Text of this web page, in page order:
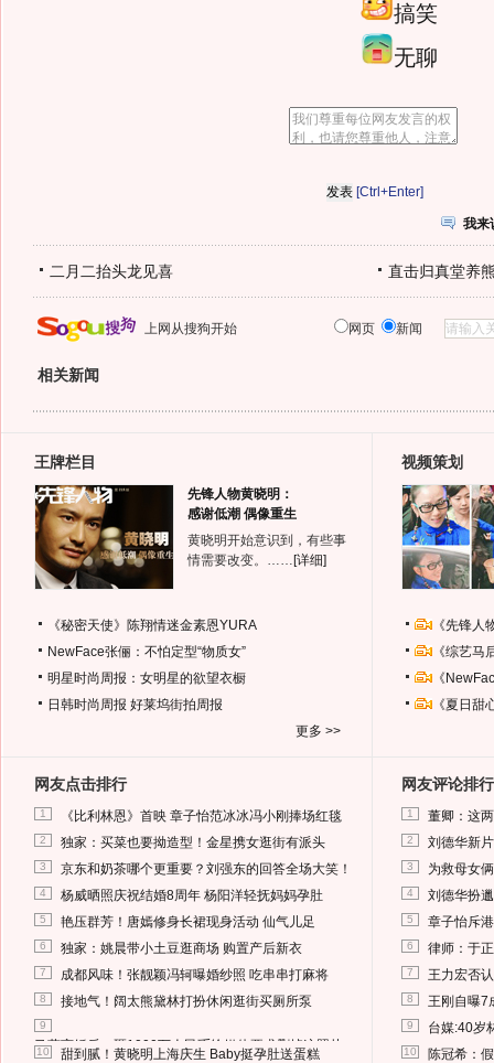
搞笑
无聊
[Ctrl+Enter]
我来
二月二抬头龙见喜 直击归真堂养
上网从搜狗开始 网页 新闻
相关新闻
王牌栏目
先锋人物黄晓明：
感谢低潮 偶像重生
黄晓明开始意识到，有些事
情需要改变。…… [详细]
《秘密天使》陈翔情迷金素恩YURA
NewFace张俪：不怕定型“物质女”
明星时尚周报：女明星的欲望衣橱
日韩时尚周报 好莱坞街拍周报
更多 >>
视频策划
《先锋
《综艺
《
《夏日
网友点击排行
1 《比利林恩》首映 章子怡范冰冰冯小刚捧场红毯
2 独家：买菜也要拗造型！金星携女逛街有派头
3 京东和奶茶哪个更重要？刘强东的回答全场大笑！
4 杨威晒照庆祝结婚8周年 杨阳洋轻抚妈妈孕肚
5 艳压群芳！唐嫣修身长裙现身活动 仙气儿足
6 独家：姚晨带小土豆逛商场 购置产后新衣
7 成都风味！张靓颖冯轲曝婚纱照 吃串串打麻将
8 接地气！阔太熊黛林打扮休闲逛街买厕所泵
9
马蓉离婚后，砸1000万人民币给媒体要求删掉这照片
10 甜到腻！黄晓明上海庆生 Baby挺孕肚送蛋糕
网友评论排行
1 董卿：这
2 刘德华新
3 为救母女
4 刘德华扮
5 章子怡斥
6 律师：于
7 王力宏否
8 王刚自曝7
9 台媒:40岁
10 陈冠希：